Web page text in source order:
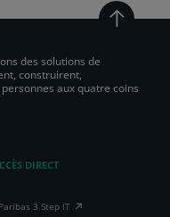
des solutions de
construirent,
aux quatre coins
DIRECT
3 Step IT